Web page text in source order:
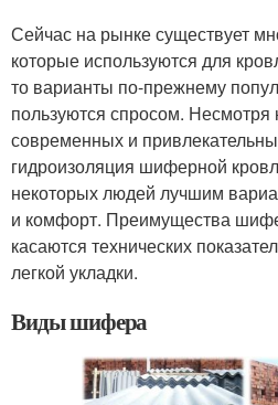
Сейчас на рынке существует
которые используются для
то варианты по-прежнему
пользуются спросом.
современных и
гидроизоляция шиферной
некоторых людей лучшим
и комфорт. Преимущества
касаются технических
легкой укладки.
Виды шифера